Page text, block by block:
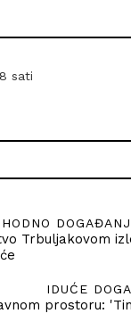
sati
Trbuljakovom
IDUĆE
prostoru: